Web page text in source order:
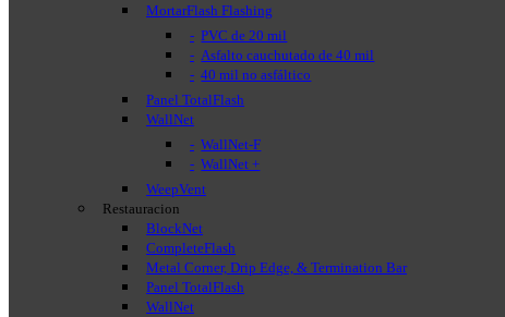
MortarFlash Flashing
PVC de 20 mil
Asfalto cauchutado de 40 mil
40 mil no asfáltico
Panel TotalFlash
WallNet
WallNet-F
WallNet +
WeepVent
Restauracion
BlockNet
CompleteFlash
Metal Corner, Drip Edge, & Termination Bar
Panel TotalFlash
WallNet